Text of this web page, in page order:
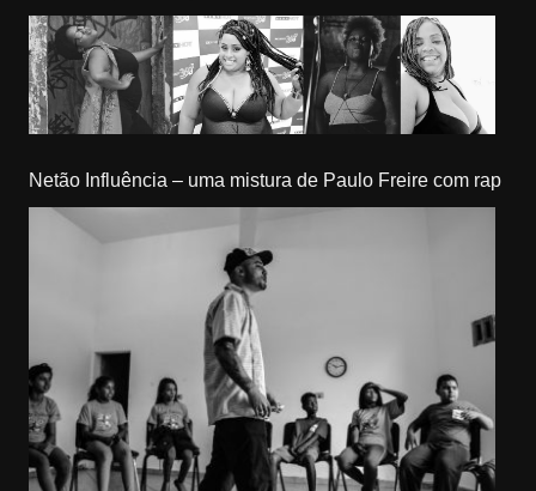
Netão Influência – uma mistura de Paulo Freire com rap